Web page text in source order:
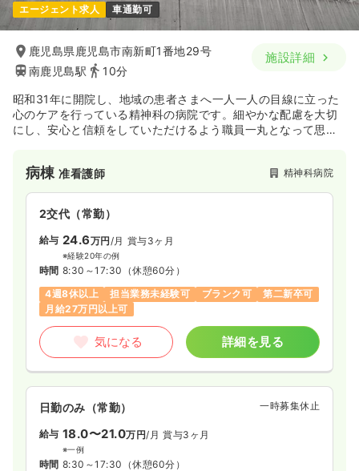
エージェント求人 車通勤可
鹿児島県鹿児島市南新町1番地29号
南鹿児島駅
10分
施設詳細
昭和31年に開院し、地域の患者さまへ一人一人の目線に立った
心のケアを行っている精神科の病院です。細やかな配慮を大切
にし、安心と信頼をしていただけるよう職員一丸となって思い
月より急性期治療病棟を開設し、早期対応、早期治療、早期社
会復帰を実践しています。
病棟准看護師 精神科病院
2交代（常勤）
給与 24.6万円/月 賞与3ヶ月
※経験20年の例
時間 8:30～17:30 （休憩60分）
4週8休以上
担当業務未経験可 ブランク可
第二新卒可
月給27万円以上可
気になる 詳細を見る
日勤のみ（常勤） 一時募集休止
給与 18.0〜21.0万円/月 賞与3ヶ月
※一例
時間 8:30～17:30 （休憩60分）